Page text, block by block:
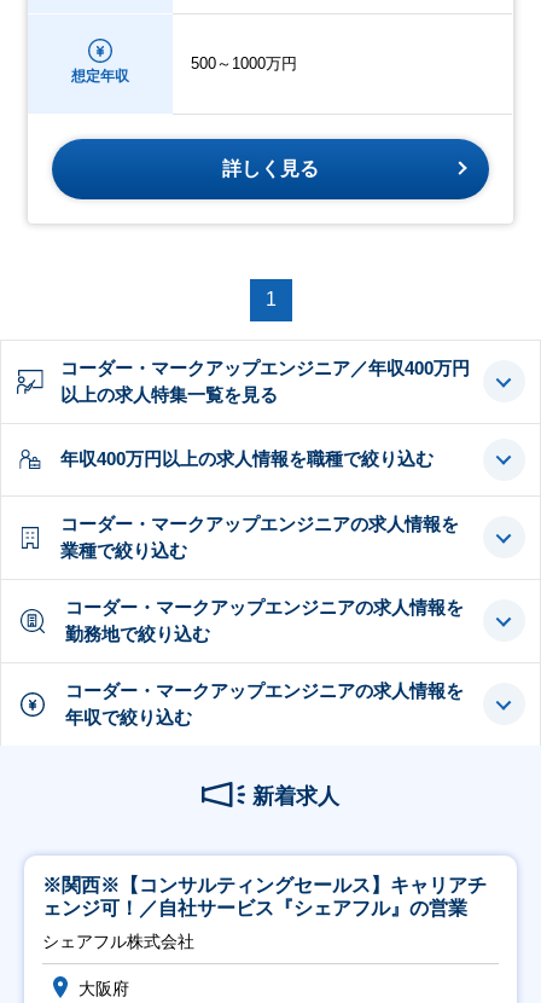
想定年収
500～1000万円
詳しく見る
1
コーダー・マークアップエンジニア／年収400万円
以上の求人特集一覧を見る
年収400万円以上の求人情報を職種で絞り込む
コーダー・マークアップエンジニアの求人情報を
業種で絞り込む
コーダー・マークアップエンジニアの求人情報を
勤務地で絞り込む
コーダー・マークアップエンジニアの求人情報を
年収で絞り込む
新着求人
※関西※【コンサルティングセールス】キャリアチ
ェンジ可！／自社サービス『シェアフル』の営業
シェアフル株式会社
大阪府